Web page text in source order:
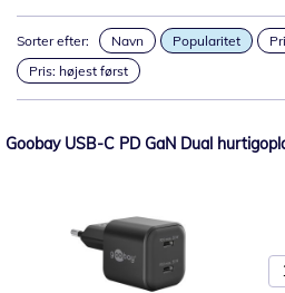
Sorter efter: Navn Popularitet
Pris: højest først
Goobay USB-C PD GaN Dual